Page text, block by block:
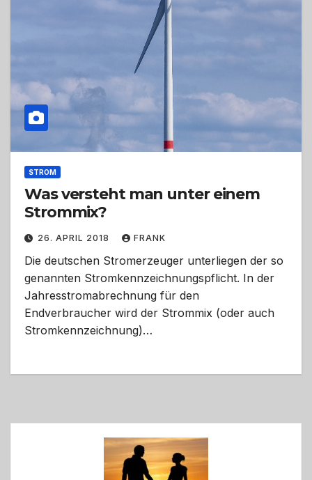
STROM
Was versteht man unter einem
Strommix?
26. APRIL 2018 FRANK
Die deutschen Stromerzeuger unterliegen der so
genannten Stromkennzeichnungspflicht. In der
Jahresstromabrechnung für den
Endverbraucher wird der Strommix (oder auch
Stromkennzeichnung)…